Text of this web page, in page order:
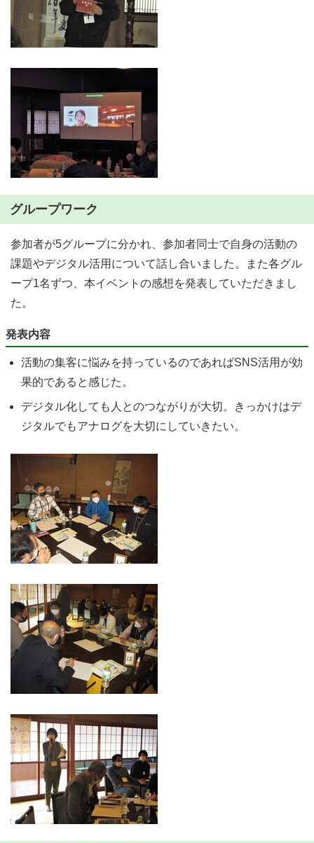
グループワーク
参加者が5グループに分かれ、参加者同士で自身の活動の
課題やデジタル活用について話し合いました。また各グル
ープ1名ずつ、本イベントの感想を発表していただきまし
た。
発表内容
活動の集客に悩みを持っているのであればSNS活用が効
果的であると感じた。
デジタル化しても人とのつながりが大切。きっかけはデ
ジタルでもアナログを大切にしていきたい。